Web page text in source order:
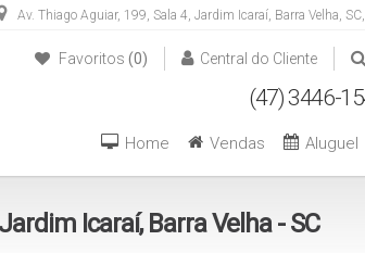
Av. Thiago Aguiar, 199, Sala 4, Jardim Icaraí, Barra Velha, SC,
Central do Cliente
Favoritos (0)
3446-1549 (47) 99270-6426
Aluguel
Vendas
Home
Icaraí, Barra Velha - SC